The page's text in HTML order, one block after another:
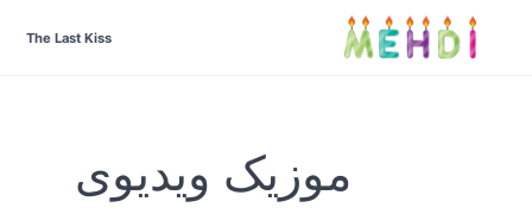
The Last Kiss
موزیک ویدیوی